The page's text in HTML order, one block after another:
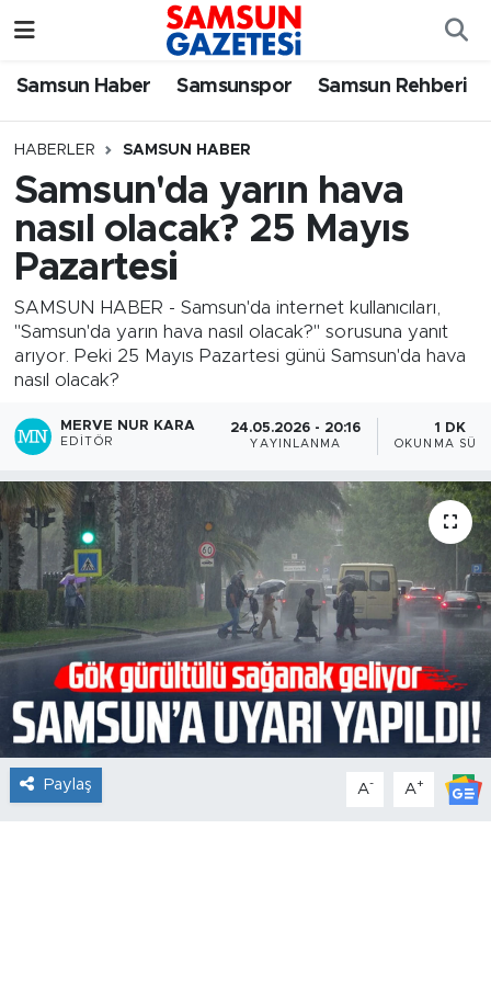
Samsun Haber Samsunspor Samsun Rehberi
HABERLER SAMSUN HABER
Samsun'da yarın hava
nasıl olacak? 25 Mayıs
Pazartesi
SAMSUN HABER - Samsun'da internet kullanıcıları,
"Samsun'da yarın hava nasıl olacak?" sorusuna yanıt
arıyor. Peki 25 Mayıs Pazartesi günü Samsun'da hava
nasıl olacak?
MERVE NUR KARA
EDITÖR
24.05.2026 - 20:16
YAYINLANMA
1 DK
OKUNMA
Paylaş A- A+
Samsun Haber
Samsun Rehberi
Resmi İlanlar
Samsun Nöbetçi Eczaneler
SAMSUN Namaz Vakitleri
Samsun Trafik Yoğunluk Haritası
Süper Lig Puan Durumu ve Fikstür
Tüm Manşetler
Son Dakika Haberleri